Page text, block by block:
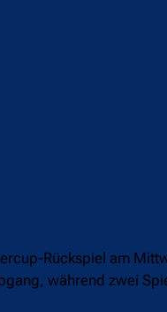
Rückspiel am
während zwei